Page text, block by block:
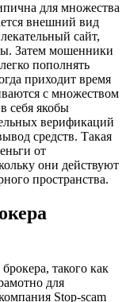
для множества
внешний вид
сайт,
Затем мошенники
пополнять
приходит время
с множеством
себя якобы
верификаций
средств. Такая
от
они действуют
пространства.
такого как
для
Stop-scam